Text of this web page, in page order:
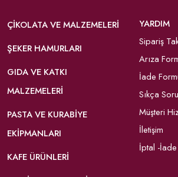
ÇIKOLATA VE MALZEMELERI
ŞEKER HAMURLARI
GIDA VE KATKI
MALZEMELERI
PASTA VE KURABIYE
EKIPMANLARI
KAFE ÜRÜNLERI
YARDIM
Sipariş
Arıza
İade
Sıkça
Müşteri
İletişim
İptal -